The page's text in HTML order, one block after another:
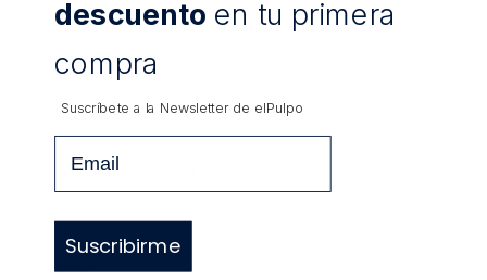
COMPARTIR
Newsletter
descuento en tu primera
compra
Suscríbete a la Newsletter de elPulpo
Suscribirme